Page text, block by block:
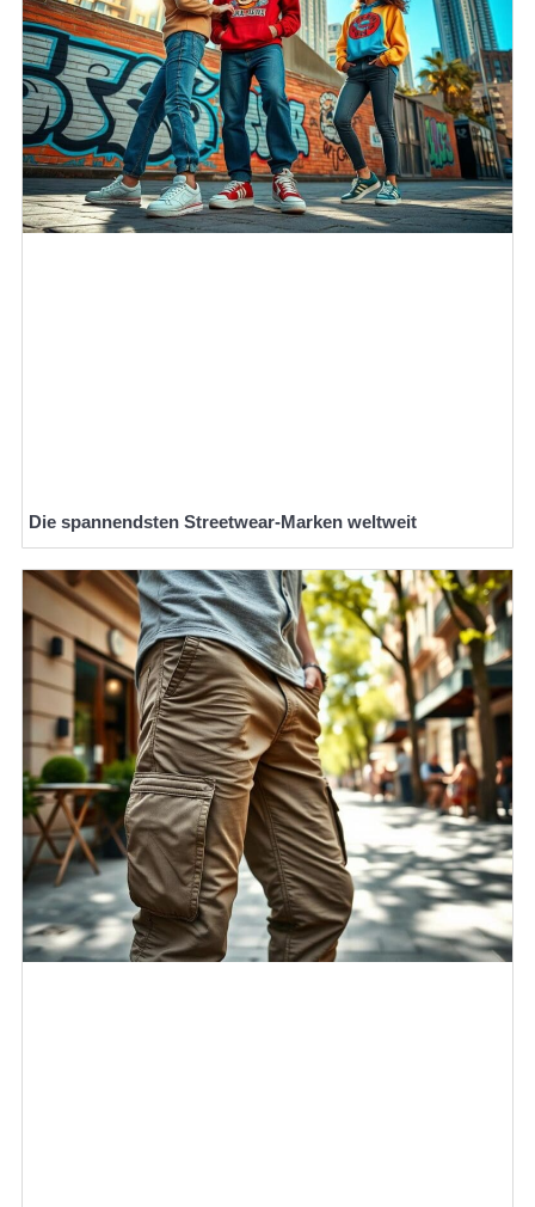
Die spannendsten Streetwear-Marken weltweit